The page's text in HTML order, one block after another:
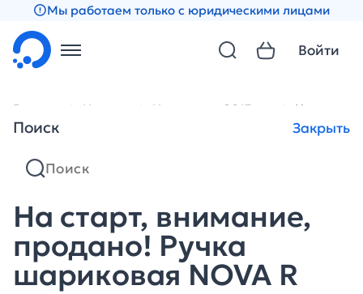
Мы работаем только с юридическими лицами
Поиск Закрыть
Войти
Главная Новости Новости за 2013 год На старт,
На старт, внимание,
продано! Ручка
шариковая NOVA R